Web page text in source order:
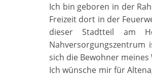
Ich bin geboren in der
Freizeit dort in der
dieser Stadtteil am
Nahversorgungszentrum
sich die Bewohner
Ich wünsche mir für